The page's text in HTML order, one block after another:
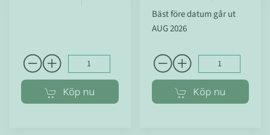
Köp nu
Bäst före datum går ut
AUG 2026
Köp nu